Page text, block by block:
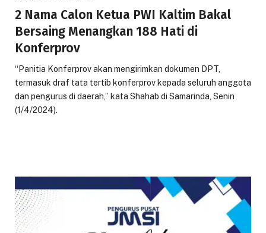
2 Nama Calon Ketua PWI Kaltim Bakal
Bersaing Menangkan 188 Hati di
Konferprov
“Panitia Konferprov akan mengirimkan dokumen DPT,
termasuk draf tata tertib konferprov kepada seluruh anggota
dan pengurus di daerah,” kata Shahab di Samarinda, Senin
(1/4/2024).